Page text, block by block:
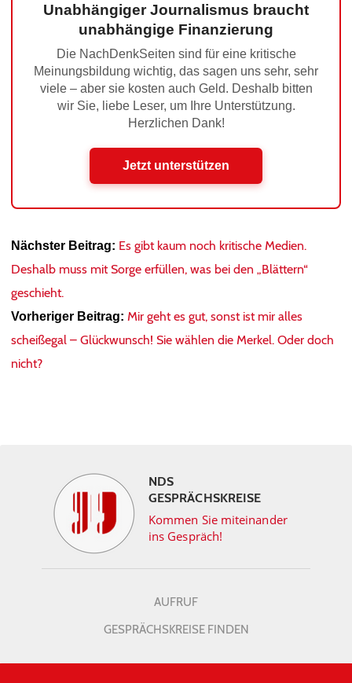
Unabhängiger Journalismus braucht
unabhängige Finanzierung
Die NachDenkSeiten sind für eine kritische
Meinungsbildung wichtig, das sagen uns sehr, sehr
viele – aber sie kosten auch Geld. Deshalb bitten
wir Sie, liebe Leser, um Ihre Unterstützung.
Herzlichen Dank!
Jetzt unterstützen
Nächster Beitrag: Es gibt kaum noch kritische Medien.
Deshalb muss mit Sorge erfüllen, was bei den „Blättern“
geschieht.
Vorheriger Beitrag: Mir geht es gut, sonst ist mir alles
scheißegal – Glückwunsch! Sie wählen die Merkel. Oder doch
nicht?
NDS
GESPRÄCHSKREISE
Kommen Sie miteinander
ins Gespräch!
AUFRUF
GESPRÄCHSKREISE FINDEN